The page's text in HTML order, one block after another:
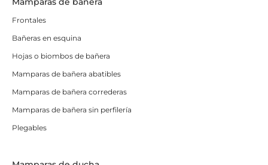
Frontales
Bañeras en esquina
Hojas o biombos de bañera
Mamparas de bañera abatibles
Mamparas de bañera correderas
Mamparas de bañera sin perfilería
Plegables